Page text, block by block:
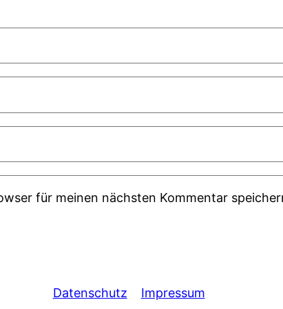
für meinen nächsten Kommentar
Datenschutz Impressum